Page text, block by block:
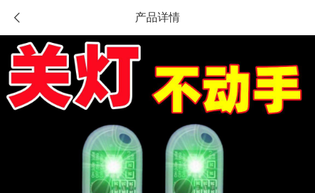
 产品详情